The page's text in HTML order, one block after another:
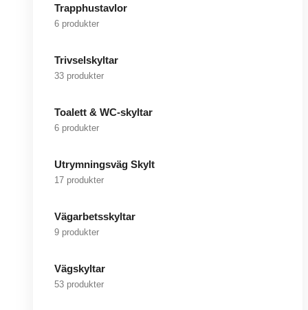
Trapphustavlor
6 produkter
Trivselskyltar
33 produkter
Toalett & WC-skyltar
6 produkter
Utrymningsväg Skylt
17 produkter
Vägarbetsskyltar
9 produkter
Vägskyltar
53 produkter